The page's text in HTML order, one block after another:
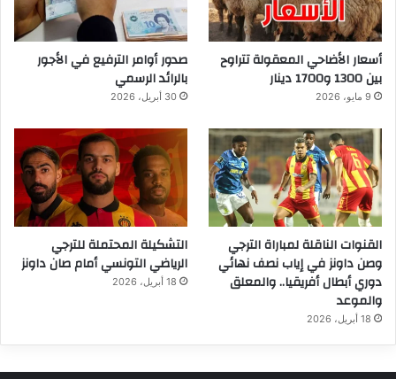
أسعار الأضاحي المعقولة تتراوح
بين 1300 و1700 دينار
9 مايو، 2026
صدور أوامر الترفيع في الأجور
بالرائد الرسمي
30 أبريل، 2026
القنوات الناقلة لمباراة الترجي
وصن داونز في إياب نصف نهائي
دوري أبطال أفريقيا.. والمعلق
والموعد
18 أبريل، 2026
التشكيلة المحتملة للترجي
الرياضي التونسي أمام صان داونز
18 أبريل، 2026